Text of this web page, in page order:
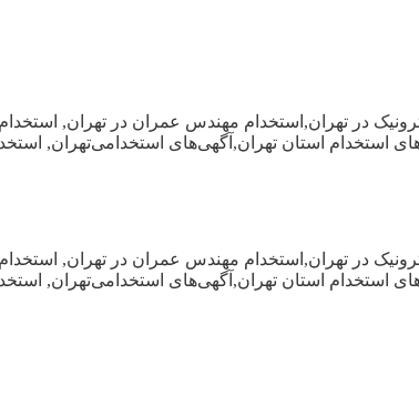
در تهران,استخدام مهندس عمران در تهران,
استخدام استان تهران,آگهی‌های استخدامی‌تهران,
در تهران,استخدام مهندس عمران در تهران,
استخدام استان تهران,آگهی‌های استخدامی‌تهران,